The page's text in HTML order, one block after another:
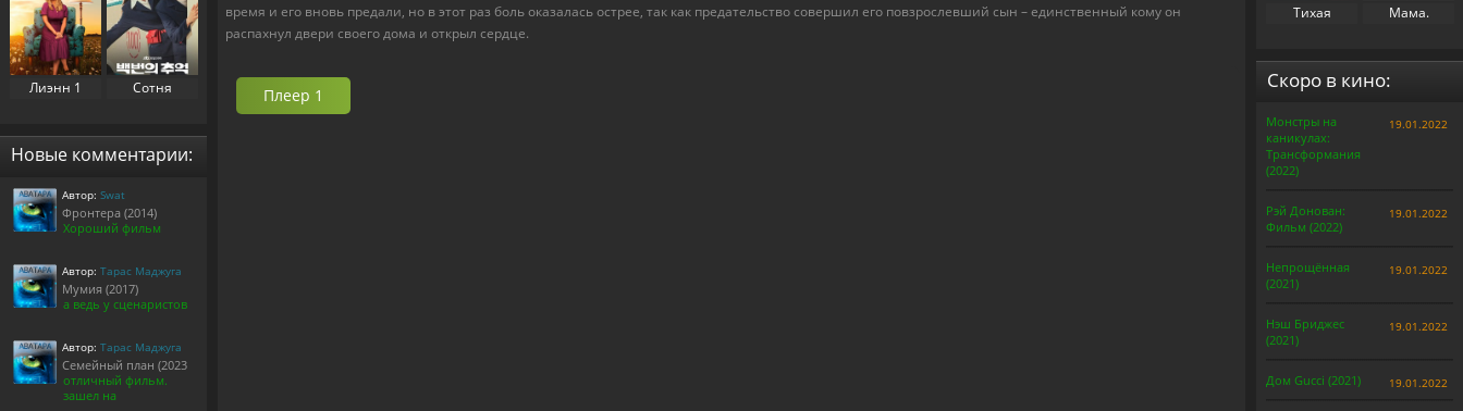
время и его вновь предали, но в этот раз боль оказалась острее, так как предательство совершил его повзрослевший сын – единственный кому он
распахнул двери своего дома и открыл сердце.
Плеер 1
Лиэнн 1
Сотня
номера 100 1
Новые комментарии:
Автор: Swat
Фронтера (2014)
Хороший фильм
Автор: Тарас Маджуга
Мумия (2017)
а ведь у сценаристов
Автор: Тарас Маджуга
Семейный план (2023)
отличный фильм.
зашел на
Тихая
Мама.
Скоро в кино:
Монстры на
каникулах:
Трансформания
(2022)
19.01.2022
Рэй Донован:
Фильм (2022)
19.01.2022
Непрощённая
(2021)
19.01.2022
Нэш Бриджес
(2021)
19.01.2022
Дом Gucci (2021) 19.01.2022